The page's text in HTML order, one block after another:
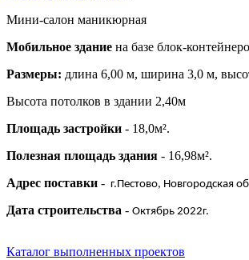
Мини-салон маникюрная
Мобильное здание на базе блок-
Размеры: длина 6,00 м, ширина 3,0 м,
Высота потолков в здании 2,40м
Площадь застройки - 18,0м².
Полезная площадь здания - 16,98м².
Адрес поставки - г.Пестово, Новгородская
Дата строительства - Октябрь 2022г.
Каталог выполненных проектов